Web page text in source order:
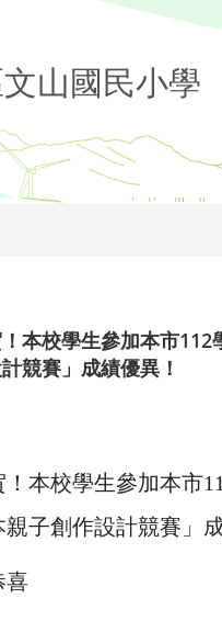
山國民小學
本校學生參加本市
競賽」成績優異！
！本校學生參加本市
親子創作設計競賽」
喜